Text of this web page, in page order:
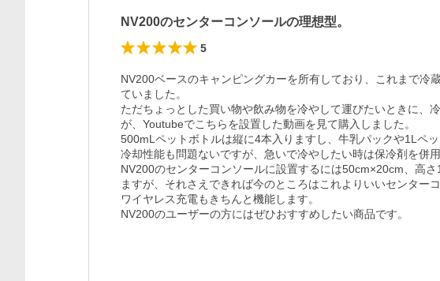
NV200のセンターコンソールの理想型。
5
NV200ベースのキャンピングカーを所有しており、これまで冷
ていました。
ただちょっとした買い物や飲み物を冷やして運びたいときに、
が、Youtubeでこちらを設置した動画を見て購入しました。
500mLペットボトルは縦に4本入りますし、牛乳パックや1Lペッ
冷却性能も問題ないですが、急いで冷やしたい時は保冷剤を併
NV200のセンターコンソールに設置するには50cm×20cm、高
ますが、それさえできれば今のところはこれよりいいセンター
ワイヤレス充電もきちんと機能します。
NV200のユーザーの方にはぜひおすすめしたい商品です。